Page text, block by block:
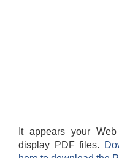
It appears your
display PDF files.